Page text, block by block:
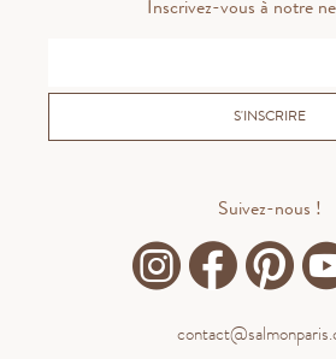
Inscrivez-vous à notre
S'INSCRIRE
Suivez-nous !